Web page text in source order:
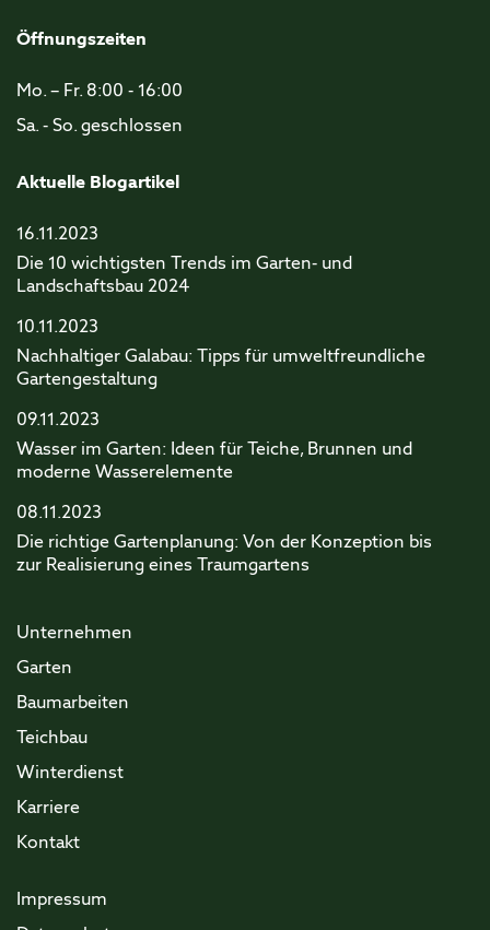
Öffnungszeiten
Mo. – Fr. 8:00 - 16:00
Sa. - So. geschlossen
Aktuelle Blogartikel
16.11.2023
Die 10 wichtigsten Trends im Garten- und
Landschaftsbau 2024
10.11.2023
Nachhaltiger Galabau: Tipps für umweltfreundliche
Gartengestaltung
09.11.2023
Wasser im Garten: Ideen für Teiche, Brunnen und
moderne Wasserelemente
08.11.2023
Die richtige Gartenplanung: Von der Konzeption bis
zur Realisierung eines Traumgartens
Unternehmen
Garten
Baumarbeiten
Teichbau
Winterdienst
Karriere
Kontakt
Impressum